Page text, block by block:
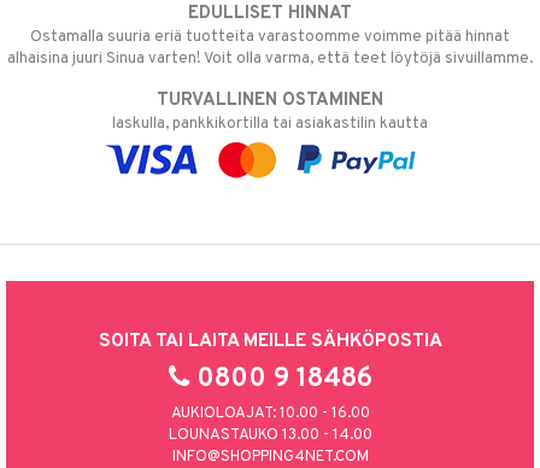
EDULLISET HINNAT
Ostamalla suuria eriä tuotteita varastoomme voimme pitää hinnat
alhaisina juuri Sinua varten! Voit olla varma, että teet löytöjä sivuillamme.
TURVALLINEN OSTAMINEN
laskulla, pankkikortilla tai asiakastilin kautta
SOITA TAI LAITA MEILLE SÄHKÖPOSTIA
0800 9 18486
AUKIOLOAJAT: 10.00 - 16.00
LOUNASTAUKO 13.00 - 14.00
INFO@SHOPPING4NET.COM